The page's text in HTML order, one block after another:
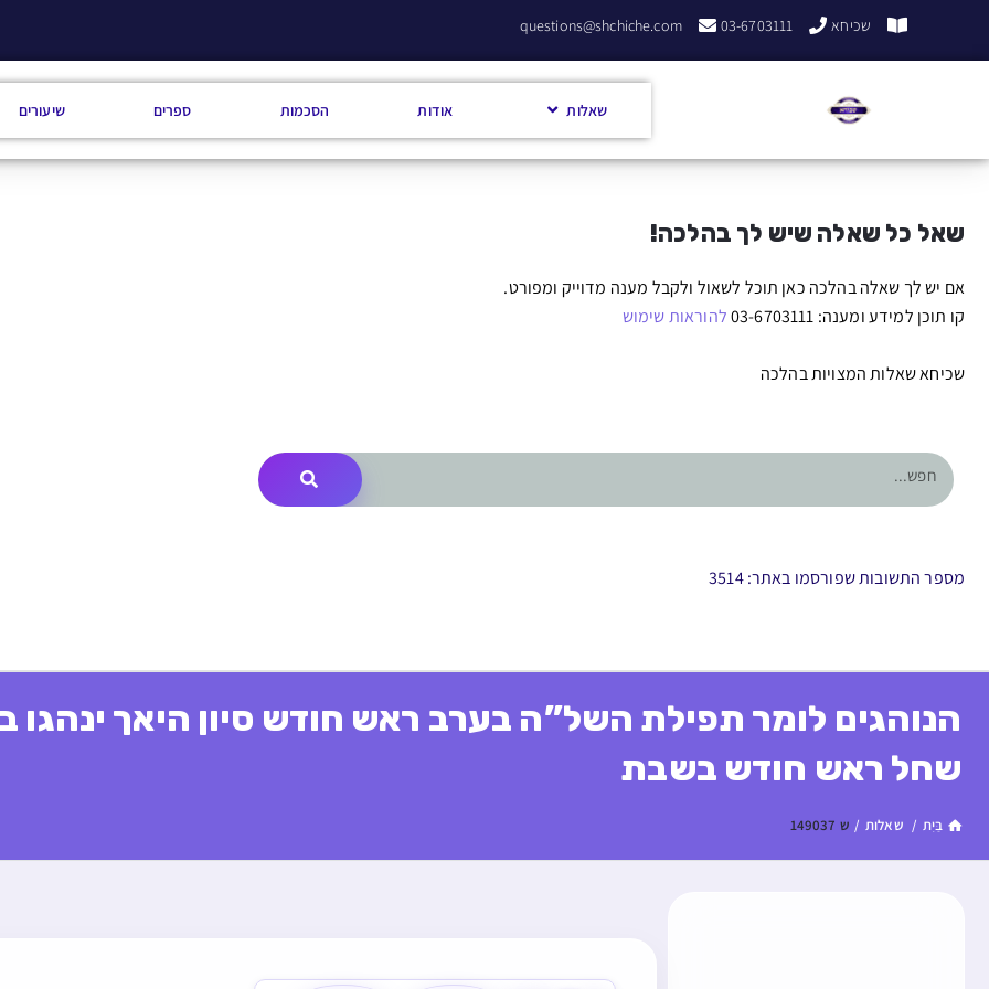
שכיחא 03-6703111
questions@shchiche.com
שאלות אודות הסכמות ספרים שיעורים
שאל כל שאלה שיש לך בהלכה!
אם יש לך שאלה בהלכה כאן תוכל לשאול ולקבל מענה מדוייק ומפורט.
קו תוכן למידע ומענה: 03-6703111
להוראות שימוש
שכיחא שאלות המצויות בהלכה
מספר התשובות שפורסמו באתר: 3514
הנוהגים לומר תפילת השל”ה בערב ראש חודש סיון היאך ינהגו
שחל ראש חודש בשבת
בַּיִת / שאלות / ש 149037